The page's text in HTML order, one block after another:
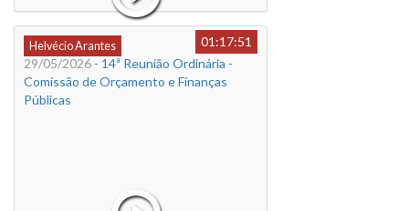
Helvécio Arantes
01:17:51
29/05/2026 - 14ª Reunião Ordinária -
Comissão de Orçamento e Finanças
Públicas